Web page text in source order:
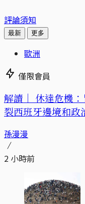
評論須知
最新 更多
歐洲
僅限會員
解讀｜ 休達危機
裂西班牙邊境和政
孫漫漫
2 小時前